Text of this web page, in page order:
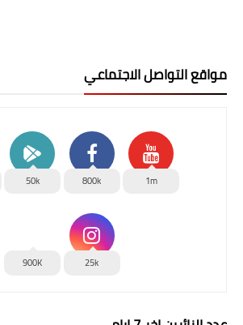
مواقع التواصل الاجتماعي
1m
800k
50k
25k
900K